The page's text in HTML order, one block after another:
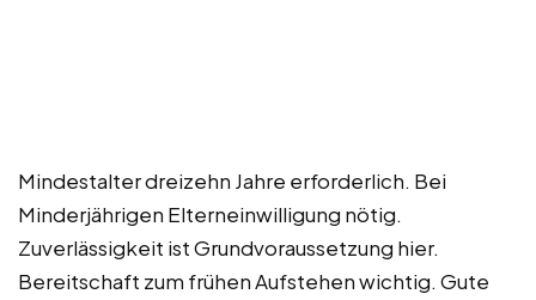
Mindestalter dreizehn Jahre erforderlich. Bei
Minderjährigen Elterneinwilligung nötig.
Zuverlässigkeit ist Grundvoraussetzung hier.
Bereitschaft zum frühen Aufstehen wichtig. Gute